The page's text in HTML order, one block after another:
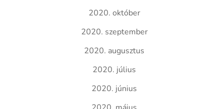
2020. október
2020. szeptember
2020. augusztus
2020. július
2020. június